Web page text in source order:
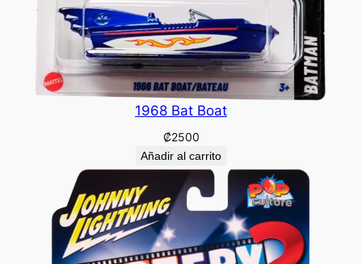
1968 Bat Boat
₡2500
Añadir al carrito